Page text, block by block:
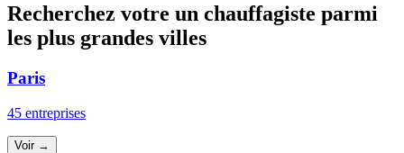
Recherchez votre un chauffagiste parmi
les plus grandes villes
Paris
45 entreprises
Voir →